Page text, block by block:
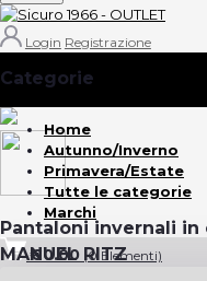
Login Registrazione
Categorie
Home
Autunno/Inverno
Primavera/Estate
Tutte le categorie
Marchi
€0.00 (0 Elementi)
Pantaloni invernali
MANUEL RITZ